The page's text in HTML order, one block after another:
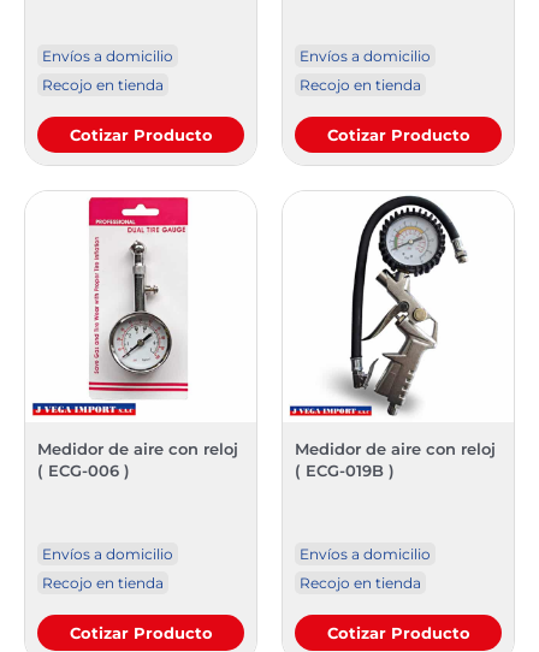
Envíos a domicilio
Recojo en tienda
Cotizar Producto
Envíos a domicilio
Recojo en tienda
Cotizar Producto
Medidor de aire con reloj
( ECG-006 )
Envíos a domicilio
Recojo en tienda
Cotizar Producto
Medidor de aire con reloj
( ECG-019B )
Envíos a domicilio
Recojo en tienda
Cotizar Producto